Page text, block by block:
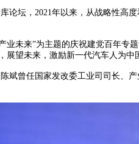
论坛，2021年以来，从战略性高
业未来”为主题的庆祝建党百年
望未来，激励新一代汽车人为中
斌曾任国家发改委工业司司长、